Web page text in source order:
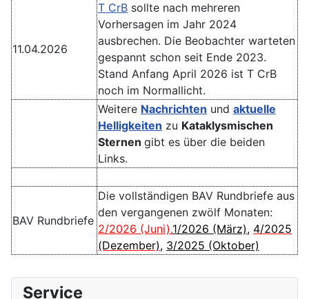
11.04.2026
T CrB sollte nach mehreren
Vorhersagen im Jahr 2024
ausbrechen. Die Beobachter warteten
gespannt schon seit Ende 2023.
Stand Anfang April 2026 ist T CrB
noch im Normallicht.
Weitere Nachrichten und aktuelle
Helligkeiten zu Kataklysmischen
Sternen gibt es über die beiden
Links.
BAV Rundbriefe
Die vollständigen BAV Rundbriefe aus
den vergangenen zwölf Monaten:
2/2026 (Juni),1/2026 (März), 4/2025
(Dezember), 3/2025 (Oktober)
Service